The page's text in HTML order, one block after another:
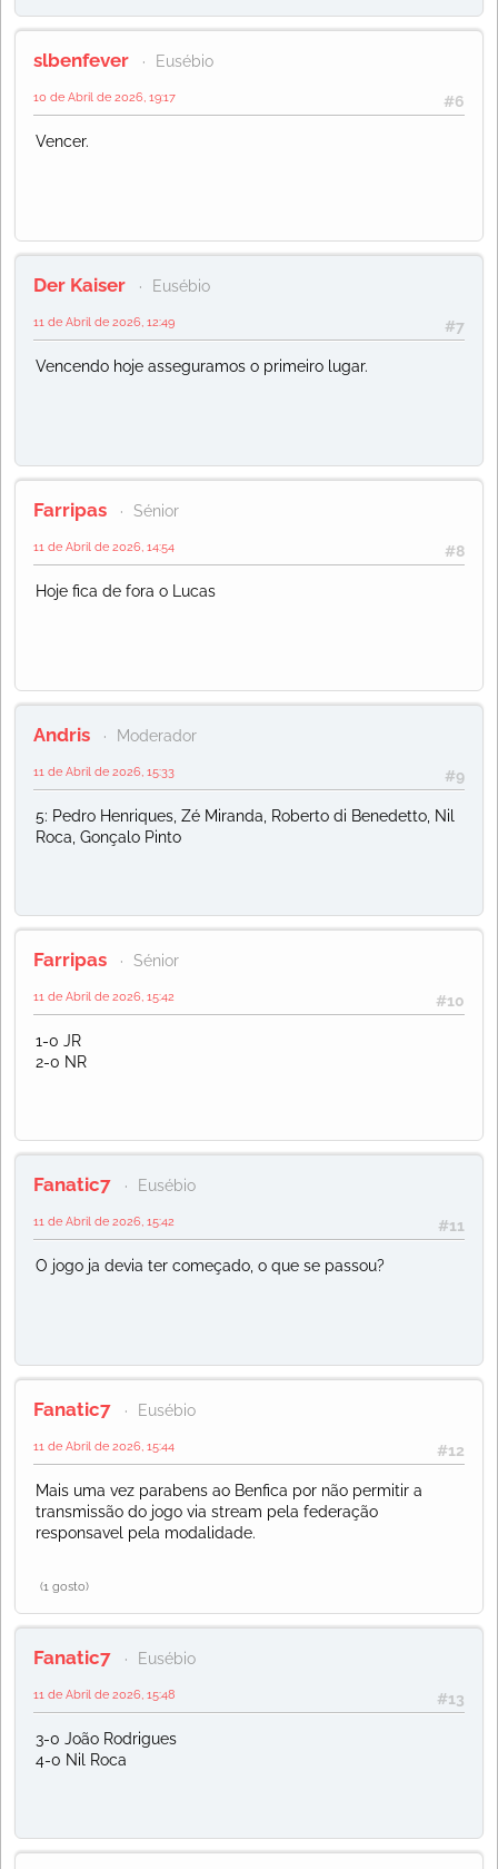
slbenfever Eusébio
#6
10 de Abril de 2026, 19:17
Vencer.
Der Kaiser Eusébio
#7
11 de Abril de 2026, 12:49
Vencendo hoje asseguramos o primeiro lugar.
Farripas Sénior
#8
11 de Abril de 2026, 14:54
Hoje fica de fora o Lucas
Andris Moderador
#9
11 de Abril de 2026, 15:33
5: Pedro Henriques, Zé Miranda, Roberto di Benedetto, Nil
Roca, Gonçalo Pinto
Farripas Sénior
#10
11 de Abril de 2026, 15:42
1-0 JR
2-0 NR
Fanatic7 Eusébio
#11
11 de Abril de 2026, 15:42
O jogo ja devia ter começado, o que se passou?
Fanatic7 Eusébio
#12
11 de Abril de 2026, 15:44
Mais uma vez parabens ao Benfica por não permitir a
transmissão do jogo via stream pela federação
responsavel pela modalidade.
(1 gosto)
Fanatic7 Eusébio
#13
11 de Abril de 2026, 15:48
3-0 João Rodrigues
4-0 Nil Roca